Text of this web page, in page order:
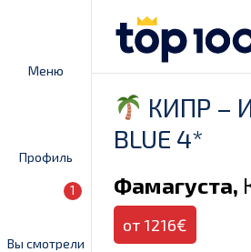
Меню
Профиль
Вы смотрели
1
КИПР –
BLUE 4*
Фамагуста,
от 1216€